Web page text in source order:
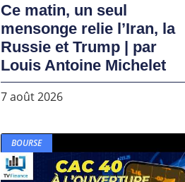
Ce matin, un seul
mensonge relie l’Iran, la
Russie et Trump | par
Louis Antoine Michelet
7 août 2026
BOURSE